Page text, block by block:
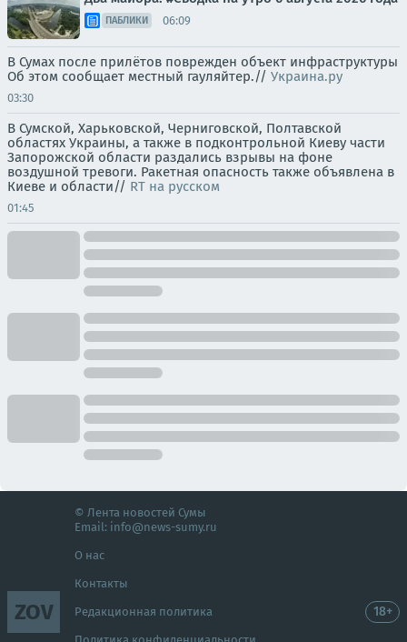
ПАБЛИКИ 06:09
В Сумах после прилётов поврежден объект инфраструктуры
Об этом сообщает местный гауляйтер.// Украина.ру
03:30
В Сумской, Харьковской, Черниговской, Полтавской
областях Украины, а также в подконтрольной Киеву части
Запорожской области раздались взрывы на фоне
воздушной тревоги. Ракетная опасность также объявлена в
Киеве и области// RT на русском
01:45
ZOV
© Лента новостей Сумы
Email: info@news-sumy.ru
О нас
Контакты
Редакционная политика 18+